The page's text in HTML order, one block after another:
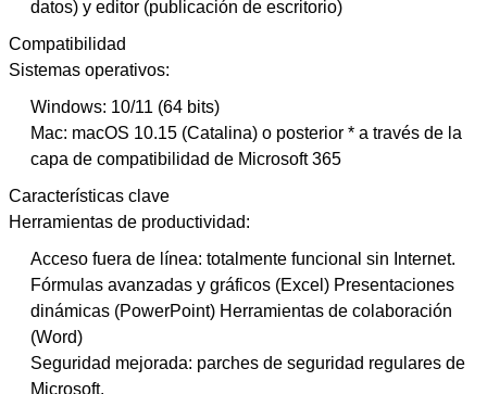
datos) y editor (publicación de escritorio)
Compatibilidad
Sistemas operativos:
Windows: 10/11 (64 bits)
Mac: macOS 10.15 (Catalina) o posterior * a través de la
capa de compatibilidad de Microsoft 365
Características clave
Herramientas de productividad:
Acceso fuera de línea: totalmente funcional sin Internet.
Fórmulas avanzadas y gráficos (Excel) Presentaciones
dinámicas (PowerPoint) Herramientas de colaboración
(Word)
Seguridad mejorada: parches de seguridad regulares de
Microsoft.